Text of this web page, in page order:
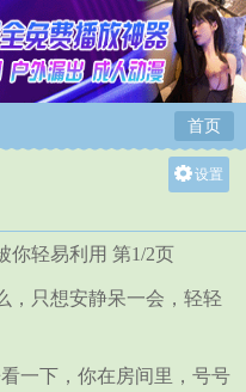
首页
设置
你轻易利用 第1/2页
，只想安静呆一会，轻轻
一下，你在房间里，号号